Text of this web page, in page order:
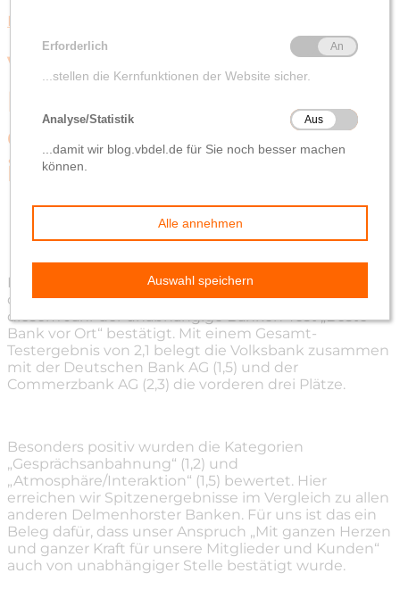
Beratungsqualität
Volksbank eG
Delmenhorst Schierbrok
eine der besten Banken
in Delmenhorst
Katja von Elbwart
Die Volksbank Delmenhorst Schierbrok gehört zu
den besten Banken in Delmenhorst. Dies hat in
diesem Jahr der unabhängige Banken-Test „Beste
Bank vor Ort“ bestätigt. Mit einem Gesamt-
Testergebnis von 2,1 belegt die Volksbank zusammen
mit der Deutschen Bank AG (1,5) und der
Commerzbank AG (2,3) die vorderen drei Plätze.
Besonders positiv wurden die Kategorien
„Gesprächsanbahnung“ (1,2) und
„Atmosphäre/Interaktion“ (1,5) bewertet. Hier
erreichen wir Spitzenergebnisse im Vergleich zu allen
anderen Delmenhorster Banken. Für uns ist das ein
Beleg dafür, dass unser Anspruch „Mit ganzen Herzen
und ganzer Kraft für unsere Mitglieder und Kunden“
auch von unabhängiger Stelle bestätigt wurde.